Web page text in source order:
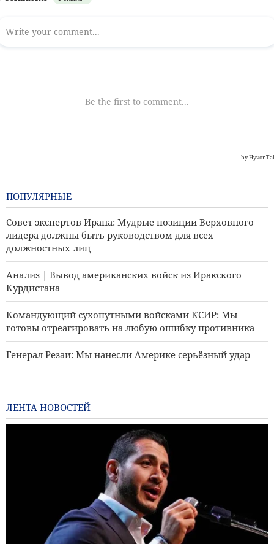
ПОПУЛЯРНЫЕ
Совет экспертов Ирана: Мудрые позиции Верховного
лидера должны быть руководством для всех
должностных лиц
Анализ | Вывод американских войск из Иракского
Курдистана
Командующий сухопутными войсками КСИР: Мы
готовы отреагировать на любую ошибку противника
Генерал Резаи: Мы нанесли Америке серьёзный удар
Как происходит распад коалиции Трампа?
Аль-Джазира: Иран определяет, какие суда заходят в
Персидский залив и выходят из него
Иран и Таджикистан обсуждают увеличение квот на
предоставление стипендий
Анализ | Новое сотрудничество в сфере вооружений
между ОАЭ и израильским режимом
ЛЕНТА НОВОСТЕЙ